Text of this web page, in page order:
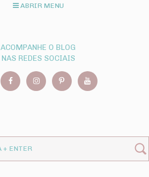
ABRIR MENU
ACOMPANHE O BLOG
NAS REDES SOCIAIS